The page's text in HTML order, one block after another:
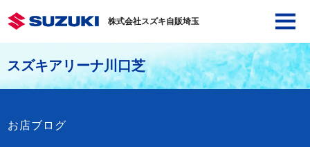
株式会社スズキ自販埼玉
スズキアリーナ川口芝
お店ブログ